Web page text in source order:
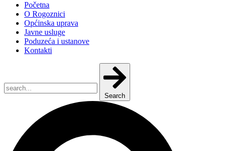
Početna
O Rogoznici
Općinska uprava
Javne usluge
Poduzeća i ustanove
Kontakti
Search